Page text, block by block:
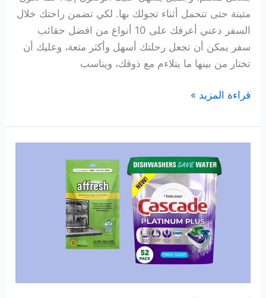
متينة حتى تتحمل أثناء تجولك بها. لكي تضمن راحتك خلال
السفر دعني أعرفك على 10 أنواع من افضل حقائب
سفر يمكن أن تجعل رحلتك أسهل وأكثر متعة، وعليك أن
تختار من بينها ما يتلاءم مع ذوقك، ويناسب
10
حقائب
سفر
قراءة المزيد »